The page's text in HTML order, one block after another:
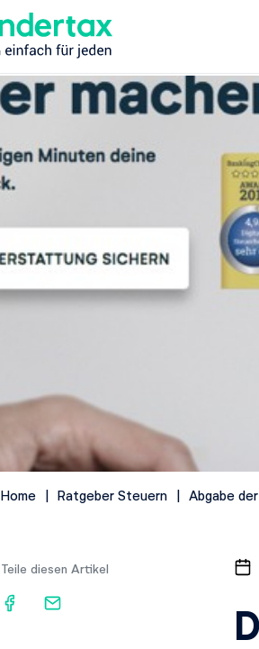
Home Ratgeber Steuern Abgabe
Teile diesen Artikel